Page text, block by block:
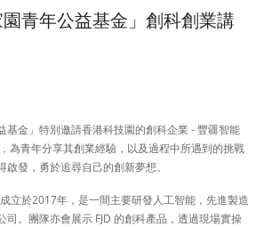
園青年公益基金」創科創業講
基金」特別邀請香港科技園的創科企業 - 豐疆智能
為青年分享其創業經驗，以及過程中所遇到的挑戰
發，勇於追尋自己的創新夢想。
立於2017年，是一間主要研發人工智能，先進製造
司。團隊亦會展示 FJD 的創科產品，透過現場實操